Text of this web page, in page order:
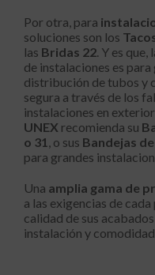
Por otra, para
soluciones son los
las Bridas 22. Y es
de instalaciones es
distribución de tubos y
segura a través de los
instalaciones en
UNEX recomienda su
o 31 , o sus Bandejas
para grandes
Una amplia gama de
a las exigencias de
calidad de sus
instalación y